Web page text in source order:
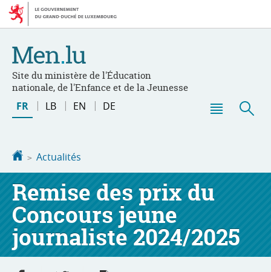
Aller
navigation
Aller
au
Site du ministère de l'Éducation
nationale, de l'Enfance et de la Jeunesse
Changer
de
FR LB EN DE
Accueil
Actualités
Remise des prix du
Concours jeune
journaliste 2024/2025